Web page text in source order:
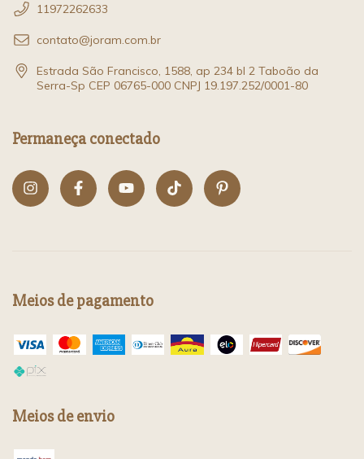
11972262633
contato@joram.com.br
Estrada São Francisco, 1588, ap 234 bl 2 Taboão da
Serra-Sp CEP 06765-000 CNPJ 19.197.252/0001-80
Permaneça conectado
Meios de pagamento
Meios de envio